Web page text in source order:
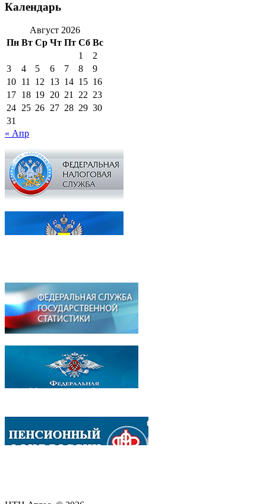
Календарь
Август 2026
Пн Вт Ср Чт Пт Сб Вс
1
2
3
4 5 6 7 8
9
10 11 12 13 14 15 16
17 18 19 20 21 22 23
24 25 26 27 28 29 30
31
« Апр